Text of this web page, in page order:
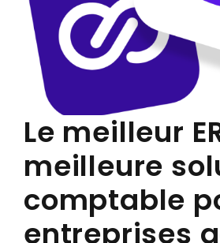
Le meilleur
meilleure
comptable
entreprises